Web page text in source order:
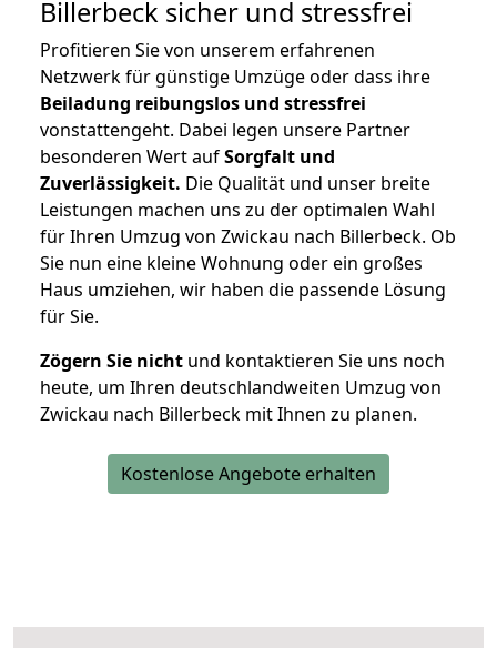
Billerbeck sicher und stressfrei
Profitieren Sie von unserem erfahrenen
Netzwerk für günstige Umzüge oder dass ihre
Beiladung reibungslos und stressfrei
vonstattengeht. Dabei legen unsere Partner
besonderen Wert aufSorgfalt und
Zuverlässigkeit. Die Qualität und unser breite
Leistungen machen uns zu der optimalen Wahl
für Ihren Umzug von Zwickau nach Billerbeck. Ob
Sie nun eine kleine Wohnung oder ein großes
Haus umziehen, wir haben die passende Lösung
für Sie.
Zögern Sie nicht und kontaktieren Sie uns noch
heute, um Ihren deutschlandweiten Umzug von
Zwickau nach Billerbeck mit Ihnen zu planen.
Kostenlose Angebote erhalten